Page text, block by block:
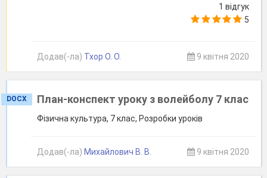
1 відгук
5
Додав(-ла) Тхор О. О. 9 квітня 2020
DOCX План-конспект уроку з волейболу 7 клас
Фізична культура, 7 клас, Розробки уроків
Додав(-ла) Михайлович В. В. 9 квітня 2020